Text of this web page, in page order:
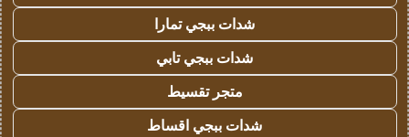
شدات ببجي تمارا
شدات ببجي تابي
متجر تقسيط
شدات ببجي اقساط